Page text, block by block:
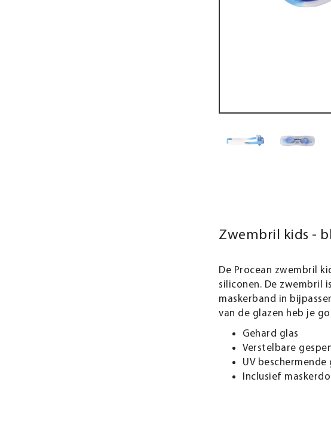
Zwembril kids -
De Procean zwembril
siliconen. De zwembril
maskerband in
van de glazen heb je
Gehard glas
Verstelbare
UV beschermende
Inclusief